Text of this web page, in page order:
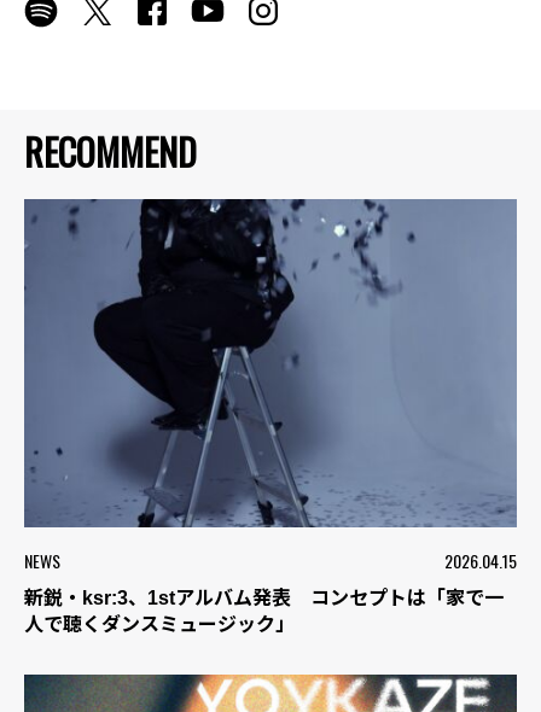
RECOMMEND
NEWS 2026.04.15
新鋭・ksr:3、1stアルバム発表 コンセプトは「家で一
人で聴くダンスミュージック」